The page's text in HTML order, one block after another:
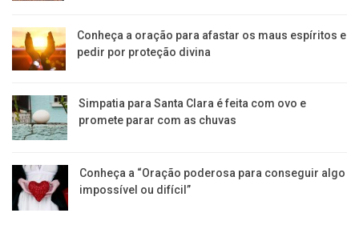
Conheça a oração para afastar os maus espíritos e
pedir por proteção divina
Simpatia para Santa Clara é feita com ovo e
promete parar com as chuvas
Conheça a “Oração poderosa para conseguir algo
impossível ou difícil”